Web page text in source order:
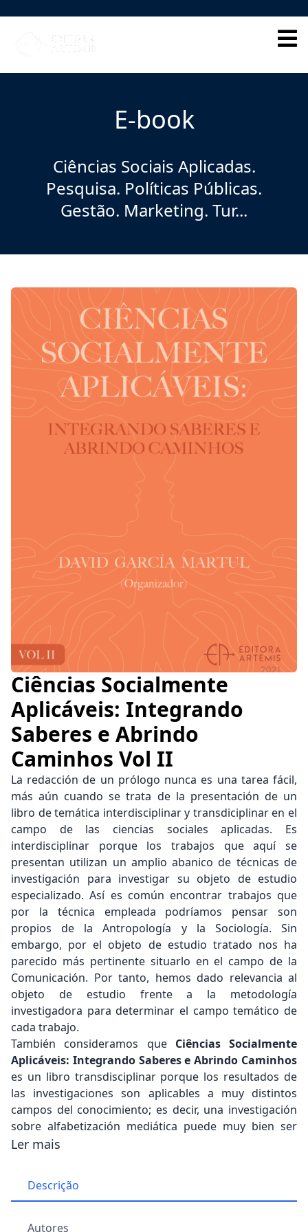
E-book
Ciências Sociais Aplicadas.
Pesquisa. Políticas Públicas.
Gestão. Marketing. Tur...
Ciências Socialmente
Aplicáveis: Integrando
Saberes e Abrindo
Caminhos Vol II
La redacción de un prólogo nunca es una tarea fácil,
más aún cuando se trata de la presentación de un
libro de temática interdisciplinar y transdiciplinar en el
campo de las ciencias sociales aplicadas. Es
interdisciplinar porque los trabajos que aquí se
presentan utilizan un amplio abanico de técnicas de
investigación para investigar su objeto de estudio
especializado. Así es común encontrar trabajos que
por la técnica empleada podríamos pensar son
propios de la Antropología y la Sociología. Sin
embargo, por el objeto de estudio tratado nos ha
parecido más pertinente situarlo en el campo de la
Comunicación. Por tanto, hemos dado relevancia al
objeto de estudio frente a la metodología
investigadora para determinar el campo temático de
cada trabajo.
También consideramos que Ciências Socialmente
Aplicáveis: Integrando Saberes e Abrindo Caminhos
es un libro transdisciplinar porque los resultados de
las investigaciones son aplicables a muy distintos
campos del conocimiento; es decir, una investigación
sobre alfabetización mediática puede muy bien ser
aplicada tanto al campo de la Educación como a los
prólogo hemos llevado a cabo una labor de análisis de
presentados. Su resultado ha sido un índice
Ler mais
Descrição
Autores
HOME
INDEXADORES
GALERIA DE AUTORES
EBOOKS
REVISTAS
SERVIÇOS
LIVRARIA
CHAMADAS ABERTAS